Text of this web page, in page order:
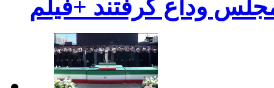
وداع گرفتند +فیلم